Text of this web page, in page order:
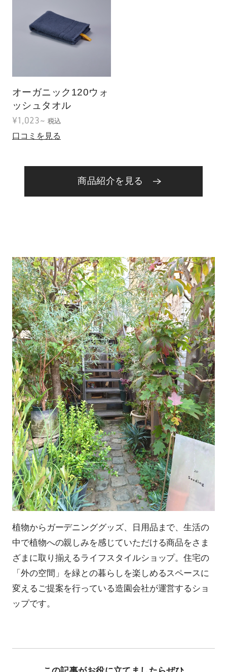
オーガニック120ウォ
ッシュタオル
¥1,023~ 税込
口コミを見る
商品紹介を見る
植物からガーデニンググッズ、日用品まで、生活の
中で植物への親しみを感じていただける商品をさま
ざまに取り揃えるライフスタイルショップ。住宅の
「外の空間」を緑との暮らしを楽しめるスペースに
変えるご提案を行っている造園会社が運営するショ
ップです。